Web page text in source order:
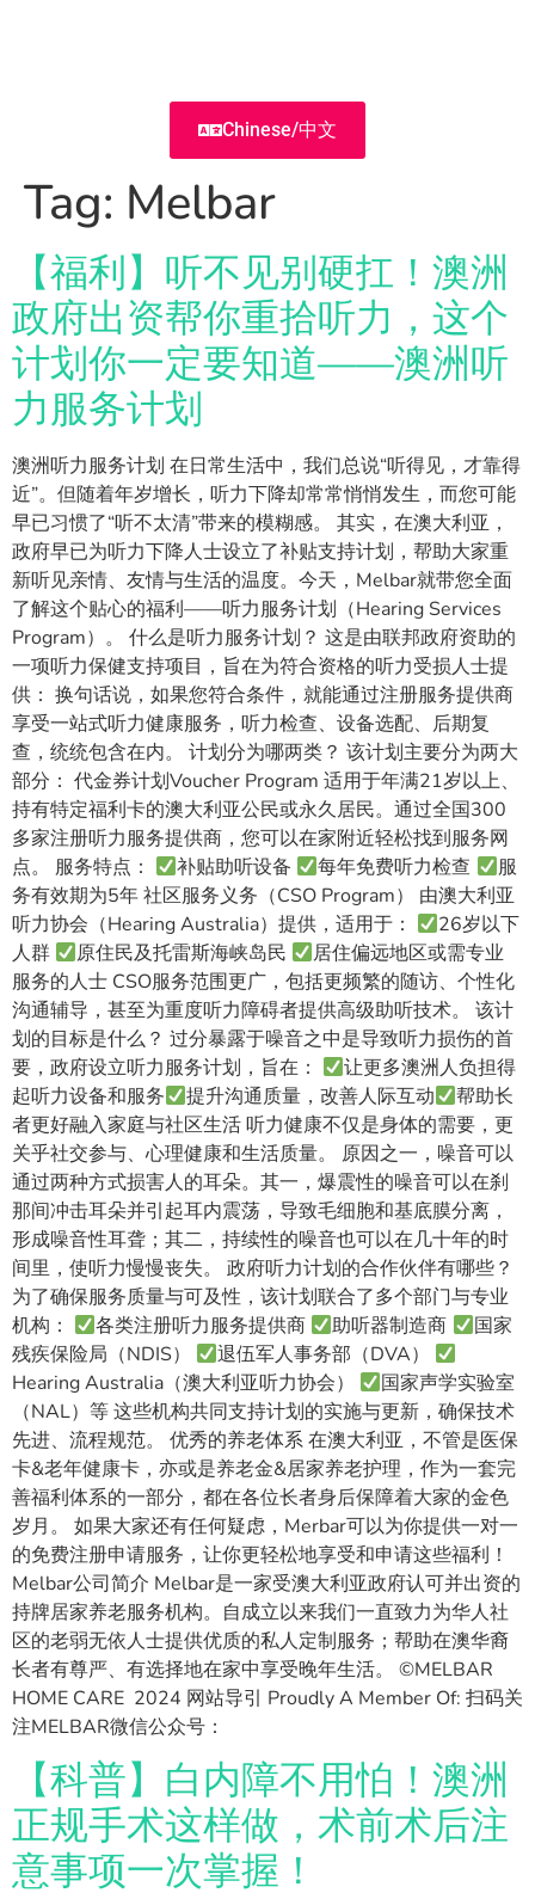
Chinese/中文
Tag: Melbar
【福利】听不见别硬扛！澳洲
政府出资帮你重拾听力，这个
计划你一定要知道——澳洲听
力服务计划
澳洲听力服务计划 在日常生活中，我们总说“听得见，才靠得
近”。但随着年岁增长，听力下降却常常悄悄发生，而您可能
早已习惯了“听不太清”带来的模糊感。 其实，在澳大利亚，
政府早已为听力下降人士设立了补贴支持计划，帮助大家重
新听见亲情、友情与生活的温度。今天，Melbar就带您全面
了解这个贴心的福利——听力服务计划（Hearing Services
Program）。 什么是听力服务计划？ 这是由联邦政府资助的
一项听力保健支持项目，旨在为符合资格的听力受损人士提
供： 换句话说，如果您符合条件，就能通过注册服务提供商
享受一站式听力健康服务，听力检查、设备选配、后期复
查，统统包含在内。 计划分为哪两类？ 该计划主要分为两大
部分： 代金券计划Voucher Program 适用于年满21岁以上、
持有特定福利卡的澳大利亚公民或永久居民。通过全国300
多家注册听力服务提供商，您可以在家附近轻松找到服务网
点。 服务特点：
补贴助听设备 每年免费听力检查
服
务有效期为5年 社区服务义务（CSO Program） 由澳大利亚
听力协会（Hearing Australia）提供，适用于：
26岁以下
人群
原住民及托雷斯海峡岛民
居住偏远地区或需专业
服务的人士 CSO服务范围更广，包括更频繁的随访、个性化
沟通辅导，甚至为重度听力障碍者提供高级助听技术。 该计
划的目标是什么？ 过分暴露于噪音之中是导致听力损伤的首
要，政府设立听力服务计划，旨在：
让更多澳洲人负担得
起听力设备和服务
提升沟通质量，改善人际互动
帮助长
者更好融入家庭与社区生活 听力健康不仅是身体的需要，更
关乎社交参与、心理健康和生活质量。 原因之一，噪音可以
通过两种方式损害人的耳朵。其一，爆震性的噪音可以在刹
那间冲击耳朵并引起耳内震荡，导致毛细胞和基底膜分离，
形成噪音性耳聋；其二，持续性的噪音也可以在几十年的时
间里，使听力慢慢丧失。 政府听力计划的合作伙伴有哪些？
为了确保服务质量与可及性，该计划联合了多个部门与专业
机构：
各类注册听力服务提供商 助听器制造商
国家
残疾保险局（NDIS）
退伍军人事务部（DVA）
Hearing Australia（澳大利亚听力协会）
国家声学实验室
（NAL）等 这些机构共同支持计划的实施与更新，确保技术
先进、流程规范。 优秀的养老体系 在澳大利亚，不管是医保
卡&老年健康卡，亦或是养老金&居家养老护理，作为一套完
善福利体系的一部分，都在各位长者身后保障着大家的金色
岁月。 如果大家还有任何疑虑，Merbar可以为你提供一对一
的免费注册申请服务，让你更轻松地享受和申请这些福利！
Melbar公司简介 Melbar是一家受澳大利亚政府认可并出资的
持牌居家养老服务机构。自成立以来我们一直致力为华人社
区的老弱无依人士提供优质的私人定制服务；帮助在澳华裔
长者有尊严、有选择地在家中享受晚年生活。 ©MELBAR
HOME CARE 2024 网站导引 Proudly A Member Of: 扫码关
注MELBAR微信公众号：
【科普】白内障不用怕！澳洲
正规手术这样做，术前术后注
意事项一次掌握！